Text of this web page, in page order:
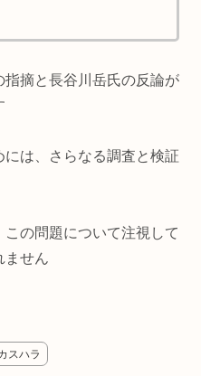
摘と長谷川岳氏の反論が
は、さらなる調査と検証
の問題について注視して
ません
スハラ